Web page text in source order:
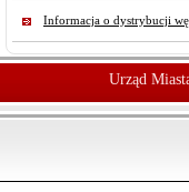
Informacja o dystrybucji
Urząd